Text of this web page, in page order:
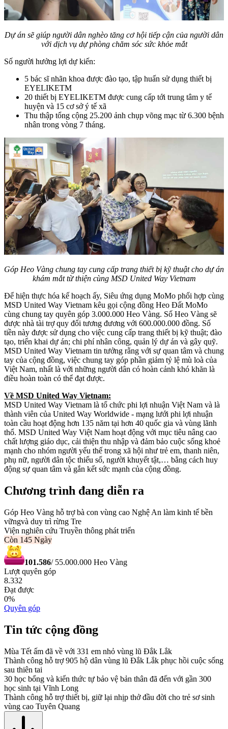
Dự án sẽ giúp người dân nghèo tăng cơ hội tiếp cận của người dân
với dịch vụ dự phòng chăm sóc sức khỏe mắt
Số người hưởng lợi dự kiến:
5 bác sĩ nhãn khoa được đào tạo, tập huấn sử dụng thiết bị
EYELIKETM
20 thiết bị EYELIKETM được cung cấp tới trung tâm y tế
huyện và 15 cơ sở ý tế xã
Thu thập tổng cộng 25.200 ảnh chụp võng mạc từ 6.300 bệnh
nhân trong vòng 7 tháng.
Góp Heo Vàng chung tay cung cấp trang thiết bị kỹ thuật cho dự án
khám mắt từ thiện cùng MSD United Way Vietnam
Để hiện thực hóa kế hoạch ấy, Siêu ứng dụng MoMo phối hợp cùng
MSD United Way Vietnam kêu gọi cộng đồng Heo Đất MoMo
cùng chung tay quyên góp 3.000.000 Heo Vàng. Số Heo Vàng sẽ
được nhà tài trợ quy đổi tương đương với 600.000.000 đồng. Số
tiền này được sử dụng cho việc cung cấp trang thiết bị kỹ thuật; đào
tạo, triển khai dự án; chi phí nhân công, quản lý dự án và gây quỹ.
MSD United Way Vietnam tin tưởng rằng với sự quan tâm và chung
tay của cộng đồng, việc chung tay góp phần giảm tỷ lệ mù loà của
Việt Nam, nhất là với những người dân có hoàn cảnh khó khăn là
điều hoàn toàn có thể đạt được.
Về MSD United Way Vietnam:
MSD United Way Vietnam là tổ chức phi lợi nhuận Việt Nam và là
thành viên của United Way Worldwide - mạng lưới phi lợi nhuận
toàn cầu hoạt động hơn 135 năm tại hơn 40 quốc gia và vùng lãnh
thổ. MSD United Way Việt Nam hoạt động với mục tiêu nâng cao
chất lượng giáo dục, cải thiện thu nhập và đảm bảo cuộc sống khoẻ
mạnh cho nhóm người yếu thế trong xã hội như trẻ em, thanh niên,
phụ nữ, người dân tộc thiểu số, người khuyết tật,… bằng cách huy
động sự quan tâm và gắn kết sức mạnh của cộng đồng.
Chương trình đang diễn ra
Góp Heo Vàng hỗ trợ bà con vùng cao Nghệ An làm kinh tế bền
vữngvà duy trì rừng Tre
Viện nghiên cứu Truyền thông phát triển
Còn 145 Ngày
101.586/ 55.000.000 Heo Vàng
Lượt quyên góp
8.332
Đạt được
0%
Quyên góp
Tin tức cộng đồng
Mùa Tết ấm đã về với 331 em nhỏ vùng lũ Đắk Lắk
Thành công hỗ trợ 905 hộ dân vùng lũ Đắk Lắk phục hồi cuộc sống
sau thiên tai
30 học bổng và kiến thức tự bảo vệ bản thân đã đến với gần 300
học sinh tại Vĩnh Long
Thành công hỗ trợ thiết bị, giữ lại nhịp thở đầu đời cho trẻ sơ sinh
vùng cao Tuyên Quang